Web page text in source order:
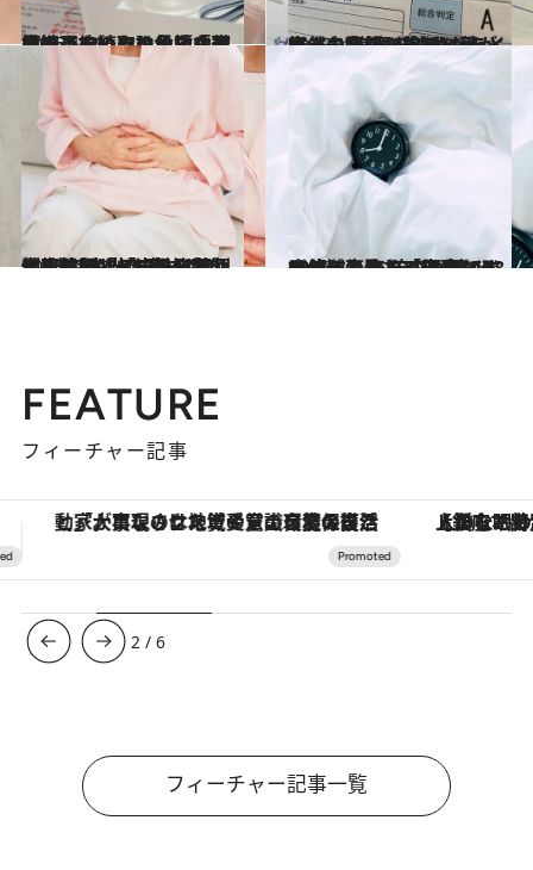
2026.5.29
【続きを読む】いい内視鏡クリニックの見極め方を知っていますか？「近さや予約の取りやすさだけで選ぶ」のは危険な理由
ビューティ＆ヘルス 2025.10.25
突然の乳がん告知に頭が真っ白に…40代で“がんと生きる”覚悟を決めたライターの記録〈診断～手術・お金のリアル〉
ビューティ＆ヘルス
2025.10.24
健康診断で「中性脂肪」にD判定が出た40代女性、放置していたら深刻な事態に…ベテラン医師が教える「C判定・D判定」の“本当の意味”とは
ビューティ＆ヘルス 2026.4.24
52歳にして1年7カ月で33キロ減！ あらゆるダイエットに失敗してきた50代の体を変えた「無理なく痩せるしくみ」《食べる→使う→出す→寝る》とは？
グルメ
FEATURE
フィーチャー記事
【銀座で出合う最旬美容】美髪ケアや上質な眠り…セルフケアのアップデートから、特別な名入れギフトまで。大人のための「ReFa GINZA」クルーズ
3 /6
フィーチャー記事一覧